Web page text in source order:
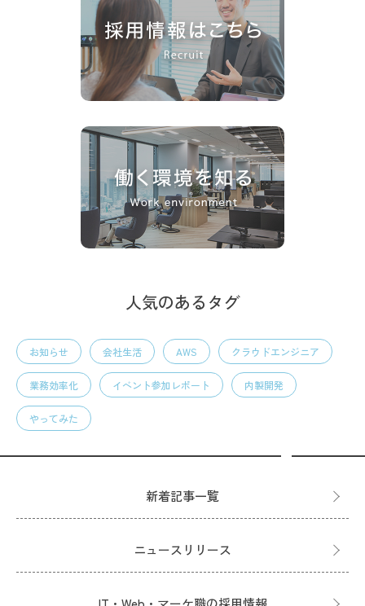
人気のあるタグ
お知らせ 会社生活 AWS クラウドエンジニア
業務効率化 イベント参加レポート 内製開発
やってみた
新着記事一覧
ニュースリリース